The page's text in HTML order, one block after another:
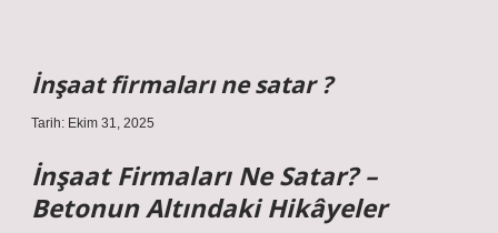
İnşaat firmaları ne satar ?
Tarih: Ekim 31, 2025
İnşaat Firmaları Ne Satar? –
Betonun Altındaki Hikâyeler